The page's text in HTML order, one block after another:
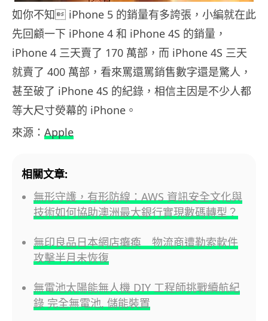
如你不知 iPhone 5 的銷量有多誇張，小編就在此
先回顧一下 iPhone 4 和 iPhone 4S 的銷量，
iPhone 4 三天賣了 170 萬部，而 iPhone 4S 三天
就賣了 400 萬部，看來罵還罵銷售數字還是驚人，
甚至破了 iPhone 4S 的紀錄，相信主因是不少人都
等大尺寸熒幕的 iPhone。
來源： Apple
相關文章:
無形守護，有形防線：AWS 資訊安全文化與
技術如何協助澳洲最大銀行實現數碼轉型？
無印良品日本網店癱瘓 物流商遭勒索軟件
攻擊半月未恢復
無電池太陽能無人機 DIY 工程師挑戰續航紀
錄 完全無電池, 儲能裝置